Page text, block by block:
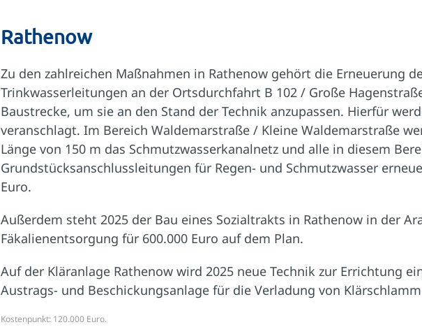
Rathenow
Zu den zahlreichen Maßnahmen in Rathenow gehört die Erneuerung
Trinkwasserleitungen an der Ortsdurchfahrt B 102 / Große
Baustrecke, um sie an den Stand der Technik anzupassen. Hierfür
veranschlagt. Im Bereich Waldemarstraße / Kleine Waldemarstraße
Länge von 150 m das Schmutzwasserkanalnetz und alle in diesem
Grundstücksanschlussleitungen für Regen- und Schmutzwasser
Euro.
Außerdem steht 2025 der Bau eines Sozialtrakts in Rathenow in der
Fäkalienentsorgung für 600.000 Euro auf dem Plan.
Auf der Kläranlage Rathenow wird 2025 neue Technik zur Errichtung
Austrags- und Beschickungsanlage für die Verladung von
Kostenpunkt: 120.000 Euro.